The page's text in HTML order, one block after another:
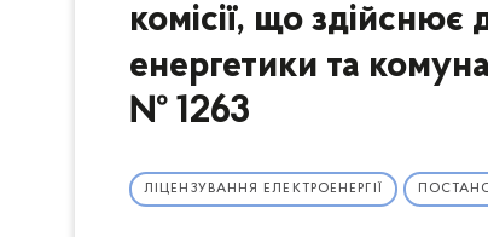
комісії, що
енергетики та
№ 1263
ЛІЦЕНЗУВАННЯ ЕЛЕКТРОЕНЕРГІЇ